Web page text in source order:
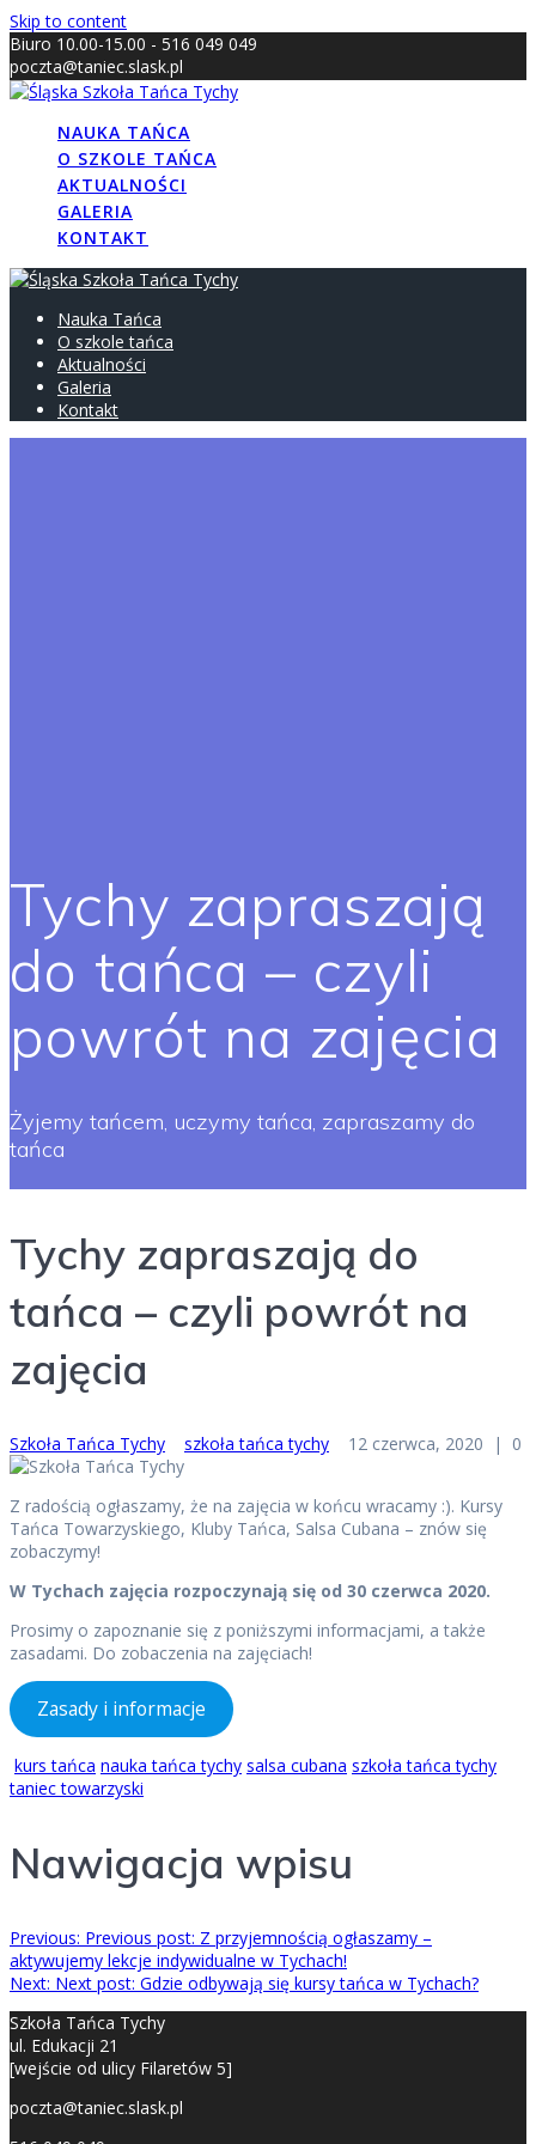
Skip to content
Biuro 10.00-15.00 - 516 049 049
poczta@taniec.slask.pl
NAUKA TAŃCA
O SZKOLE TAŃCA
AKTUALNOŚCI
GALERIA
KONTAKT
Nauka Tańca
O szkole tańca
Aktualności
Galeria
Kontakt
Tychy zapraszają
do tańca – czyli
powrót na zajęcia
Żyjemy tańcem, uczymy tańca, zapraszamy do
tańca
Tychy zapraszają do
tańca – czyli powrót na
zajęcia
Szkoła Tańca Tychy szkoła tańca tychy 12 czerwca, 2020 | 0
Z radością ogłaszamy, że na zajęcia w końcu wracamy :). Kursy
Tańca Towarzyskiego, Kluby Tańca, Salsa Cubana – znów się
zobaczymy!
W Tychach zajęcia rozpoczynają się od 30 czerwca 2020.
Prosimy o zapoznanie się z poniższymi informacjami, a także
zasadami. Do zobaczenia na zajęciach!
Zasady i informacje
kurs tańca nauka tańca tychy salsa cubana szkoła tańca tychy
taniec towarzyski
Nawigacja wpisu
Previous: Previous post: Z przyjemnością ogłaszamy –
aktywujemy lekcje indywidualne w Tychach!
Next: Next post: Gdzie odbywają się kursy tańca w Tychach?
Szkoła Tańca Tychy
ul. Edukacji 21
[wejście od ulicy Filaretów 5]
poczta@taniec.slask.pl